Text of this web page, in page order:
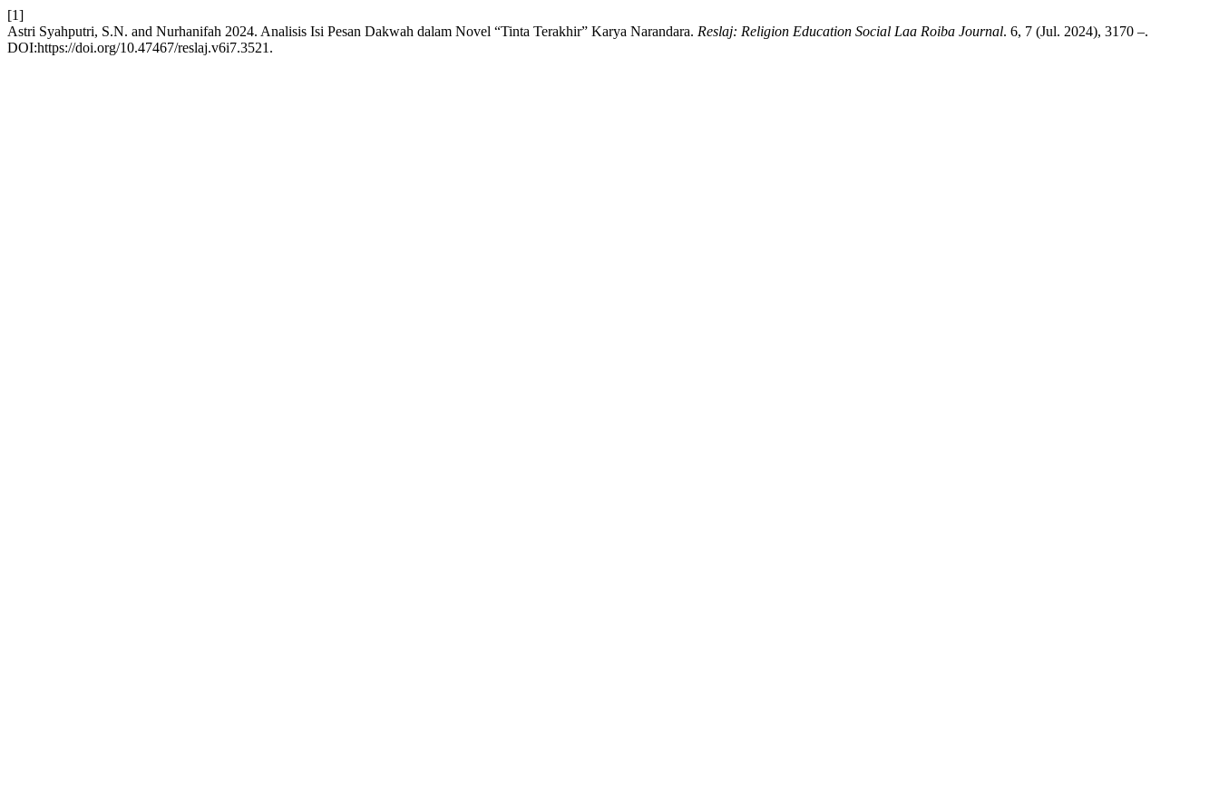
[1]
Astri Syahputri, S.N. and Nurhanifah 2024. Analisis Isi Pesan Dakwah dalam Novel “Tinta Terakhir” Karya Narandara. Reslaj: Religion Education Social Laa Roiba Journal. 6, 7 (Jul. 2024), 3170 –.
DOI:https://doi.org/10.47467/reslaj.v6i7.3521.